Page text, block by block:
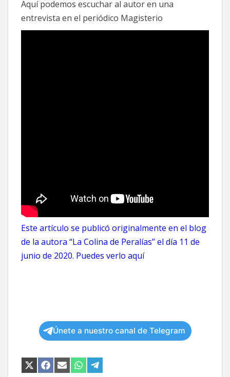
Aquí podemos escuchar al autor en una
entrevista en el periódico Magisterio
Este artículo se publicó originalmente en el blog
de la autora “La Colina de Peralías” el día 11 de
junio de 2020. Puedes verlo aquí
Únete a nuestro canal de Telegram
COMPARTIR
EN
COMPARTIR
EN
COMPARTIR
EN
COMPARTIR
EN
COMPARTIR
EN